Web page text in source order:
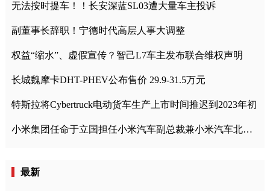
无法按时提车！！长安深蓝SL03遭大量车主投诉
副董事长辞职！宁德时代高层人事大调整
权益“缩水”、虚假宣传？智己L7车主发布联合维权声明
长城魏摩卡DHT-PHEV公布售价 29.9-31.5万元
特斯拉将Cybertruck电动货车生产上市时间推迟到2023年初
小米集团任命于立国担任小米汽车副总裁兼小米汽车北京总部政委
最新